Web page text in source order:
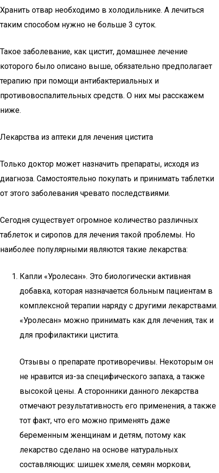
Хранить отвар необходимо в холодильнике. А лечиться
таким способом нужно не больше 3 суток.
Такое заболевание, как цистит, домашнее лечение
которого было описано выше, обязательно предполагает
терапию при помощи антибактериальных и
противовоспалительных средств. О них мы расскажем
ниже.
Лекарства из аптеки для лечения цистита
Только доктор может назначить препараты, исходя из
диагноза. Самостоятельно покупать и принимать таблетки
от этого заболевания чревато последствиями.
Сегодня существует огромное количество различных
таблеток и сиропов для лечения такой проблемы. Но
наиболее популярными являются такие лекарства:
Капли «Уролесан». Это биологически активная
добавка, которая назначается больным пациентам в
комплексной терапии наряду с другими лекарствами.
«Уролесан» можно принимать как для лечения, так и
для профилактики цистита.
Отзывы о препарате противоречивы. Некоторым он
не нравится из-за специфического запаха, а также
высокой цены. А сторонники данного лекарства
отмечают результативность его применения, а также
тот факт, что его можно применять даже
беременным женщинам и детям, потому как
лекарство сделано на основе натуральных
составляющих: шишек хмеля, семян моркови,